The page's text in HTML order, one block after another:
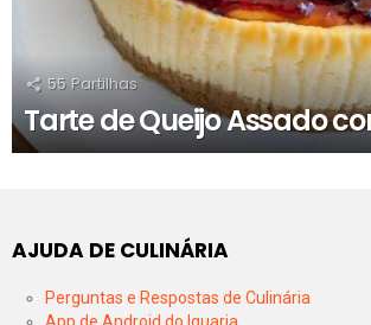
55 Partilhas
Tarte de Queijo Assado
AJUDA DE CULINÁRIA
Perguntas e Respostas de Culinária